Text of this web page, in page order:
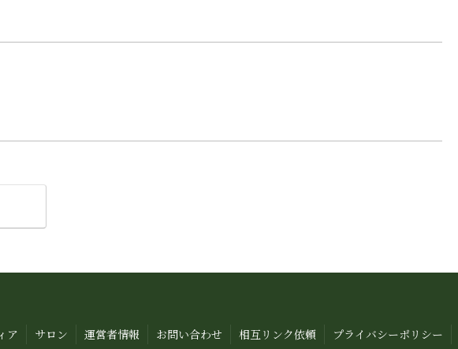
ア サロン 運営者情報 お問い合わせ 相互リンク依頼 プライバシーポリシー